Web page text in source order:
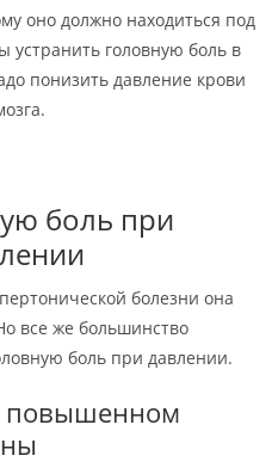
оно должно находиться под
устранить головную боль в
понизить давление крови
боль при
болезни она
все же большинство
боль при давлении.
повышенном